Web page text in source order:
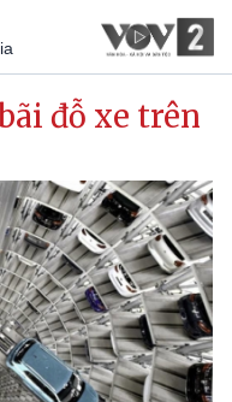
đỗ xe trên